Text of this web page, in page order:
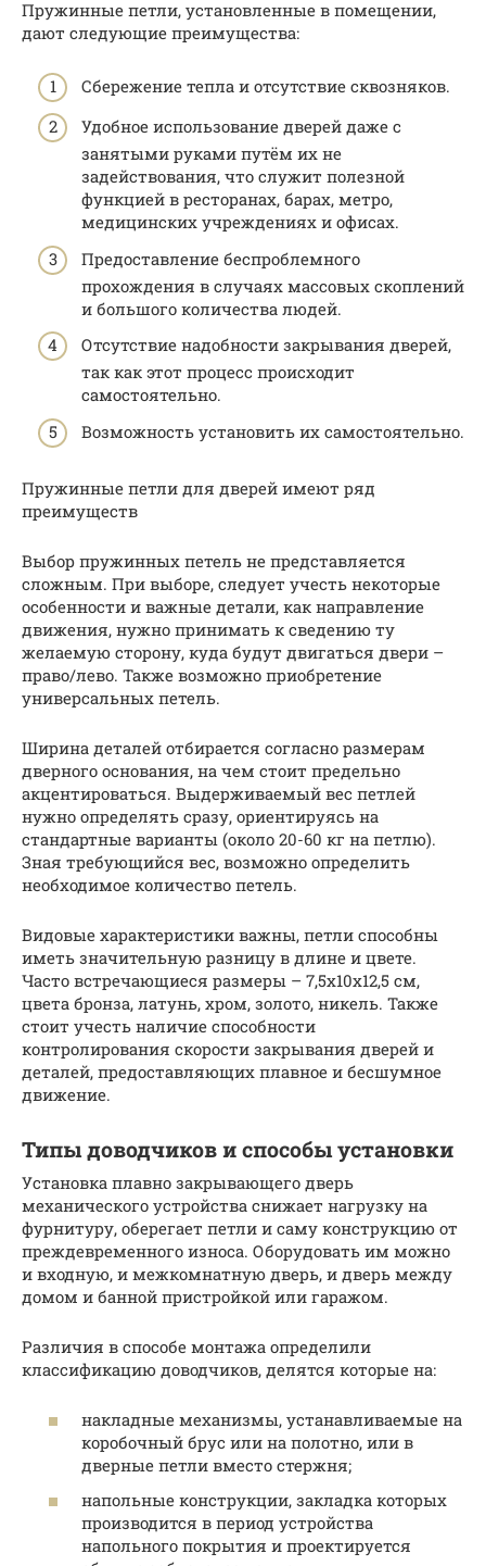
Пружинные петли, установленные в помещении,
дают следующие преимущества:
Сбережение тепла и отсутствие сквозняков.
Удобное использование дверей даже с
занятыми руками путём их не
задействования, что служит полезной
функцией в ресторанах, барах, метро,
медицинских учреждениях и офисах.
Предоставление беспроблемного
прохождения в случаях массовых скоплений
и большого количества людей.
Отсутствие надобности закрывания дверей,
так как этот процесс происходит
самостоятельно.
Возможность установить их самостоятельно.
Пружинные петли для дверей имеют ряд
преимуществ
Выбор пружинных петель не представляется
сложным. При выборе, следует учесть некоторые
особенности и важные детали, как направление
движения, нужно принимать к сведению ту
желаемую сторону, куда будут двигаться двери –
право/лево. Также возможно приобретение
универсальных петель.
Ширина деталей отбирается согласно размерам
дверного основания, на чем стоит предельно
акцентироваться. Выдерживаемый вес петлей
нужно определять сразу, ориентируясь на
стандартные варианты (около 20-60 кг на петлю).
Зная требующийся вес, возможно определить
необходимое количество петель.
Видовые характеристики важны, петли способны
иметь значительную разницу в длине и цвете.
Часто встречающиеся размеры – 7,5х10х12,5 см,
цвета бронза, латунь, хром, золото, никель. Также
стоит учесть наличие способности
контролирования скорости закрывания дверей и
деталей, предоставляющих плавное и бесшумное
движение.
Типы доводчиков и способы установки
Установка плавно закрывающего дверь
механического устройства снижает нагрузку на
фурнитуру, оберегает петли и саму конструкцию от
преждевременного износа. Оборудовать им можно
и входную, и межкомнатную дверь, и дверь между
домом и банной пристройкой или гаражом.
Различия в способе монтажа определили
классификацию доводчиков, делятся которые на:
накладные механизмы, устанавливаемые на
коробочный брус или на полотно, или в
дверные петли вместо стержня;
напольные конструкции, закладка которых
производится в период устройства
напольного покрытия и проектируется